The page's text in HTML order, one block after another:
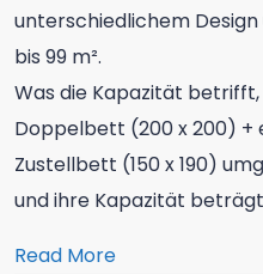
unterschiedlichem
bis 99 m².
Was die Kapazität
Doppelbett (200 x 200) +
Zustellbett (150 x 190)
und ihre Kapazität beträgt
Read More